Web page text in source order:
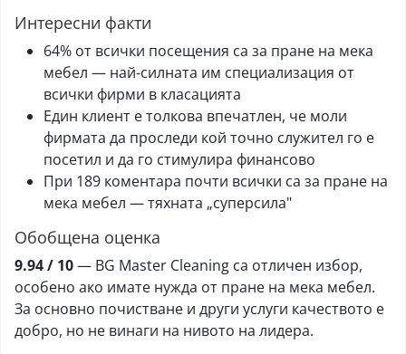
Интересни факти
64% от всички посещения са за пране на мека
мебел — най-силната им специализация от
всички фирми в класацията
Един клиент е толкова впечатлен, че моли
фирмата да проследи кой точно служител го е
посетил и да го стимулира финансово
При 189 коментара почти всички са за пране на
мека мебел — тяхната „суперсила"
Обобщена оценка
9.94 / 10— BG Master Cleaning са отличен избор,
особено ако имате нужда от пране на мека мебел.
За основно почистване и други услуги качеството е
добро, но не винаги на нивото на лидера.